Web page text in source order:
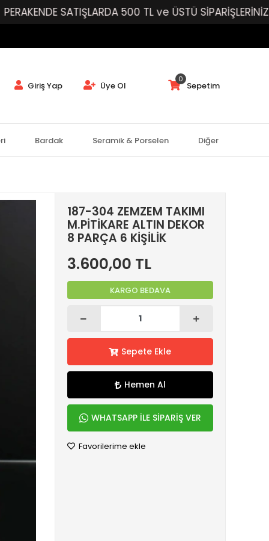
SATIŞLARDA 500 TL ve ÜSTÜ SİPARİŞLERİNİZE
Giriş Yap Üye Ol
0
Sepetim
Bardak Seramik & Porselen Diğer
187-304 ZEMZEM TAKIMI
M.PİTİKARE ALTIN DEKOR
8 PARÇA 6 KİŞİLİK
3.600,00 TL
KARGO BEDAVA
Sepete Ekle
Hemen Al
WHATSAPP İLE SİPARİŞ VER
Favorilerime ekle